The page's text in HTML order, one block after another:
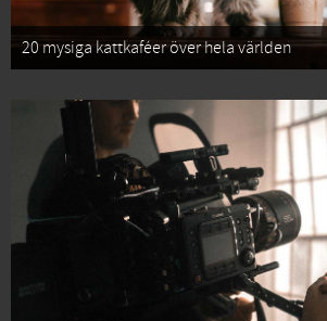
20 mysiga kattkaféer över hela världen